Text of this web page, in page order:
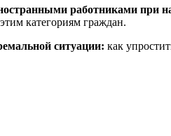
работниками при
категориям граждан.
ситуации: как